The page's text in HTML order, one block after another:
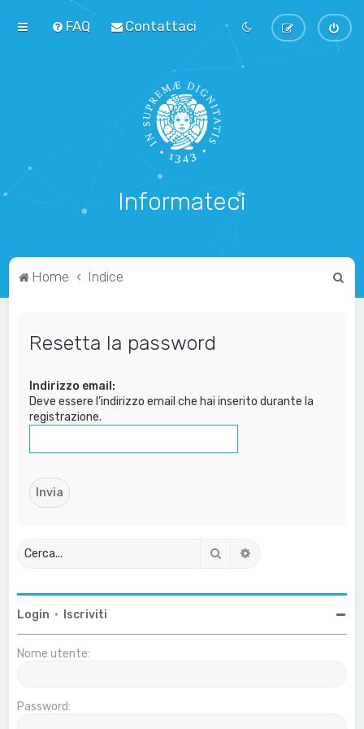
FAQ Contattaci
Informateci
Home Indice
Resetta la password
Indirizzo email:
Deve essere l’indirizzo email che hai inserito durante la
registrazione.
Cerca
Login • Iscriviti
Nome utente:
Password: